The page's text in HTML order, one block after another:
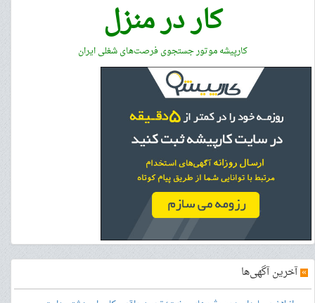
کار در منزل
کارپیشه موتور جستجوی فرصت‌های شغلی ایران
»آخرین آگهی‌ها